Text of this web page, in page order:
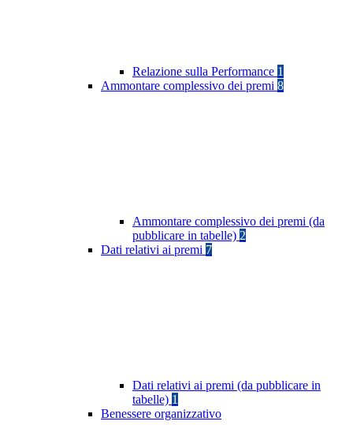
Relazione sulla Performance 1
Ammontare complessivo dei premi 8
Ammontare complessivo dei premi (da
pubblicare in tabelle) 2
Dati relativi ai premi 7
Dati relativi ai premi (da pubblicare in
tabelle) 1
Benessere organizzativo